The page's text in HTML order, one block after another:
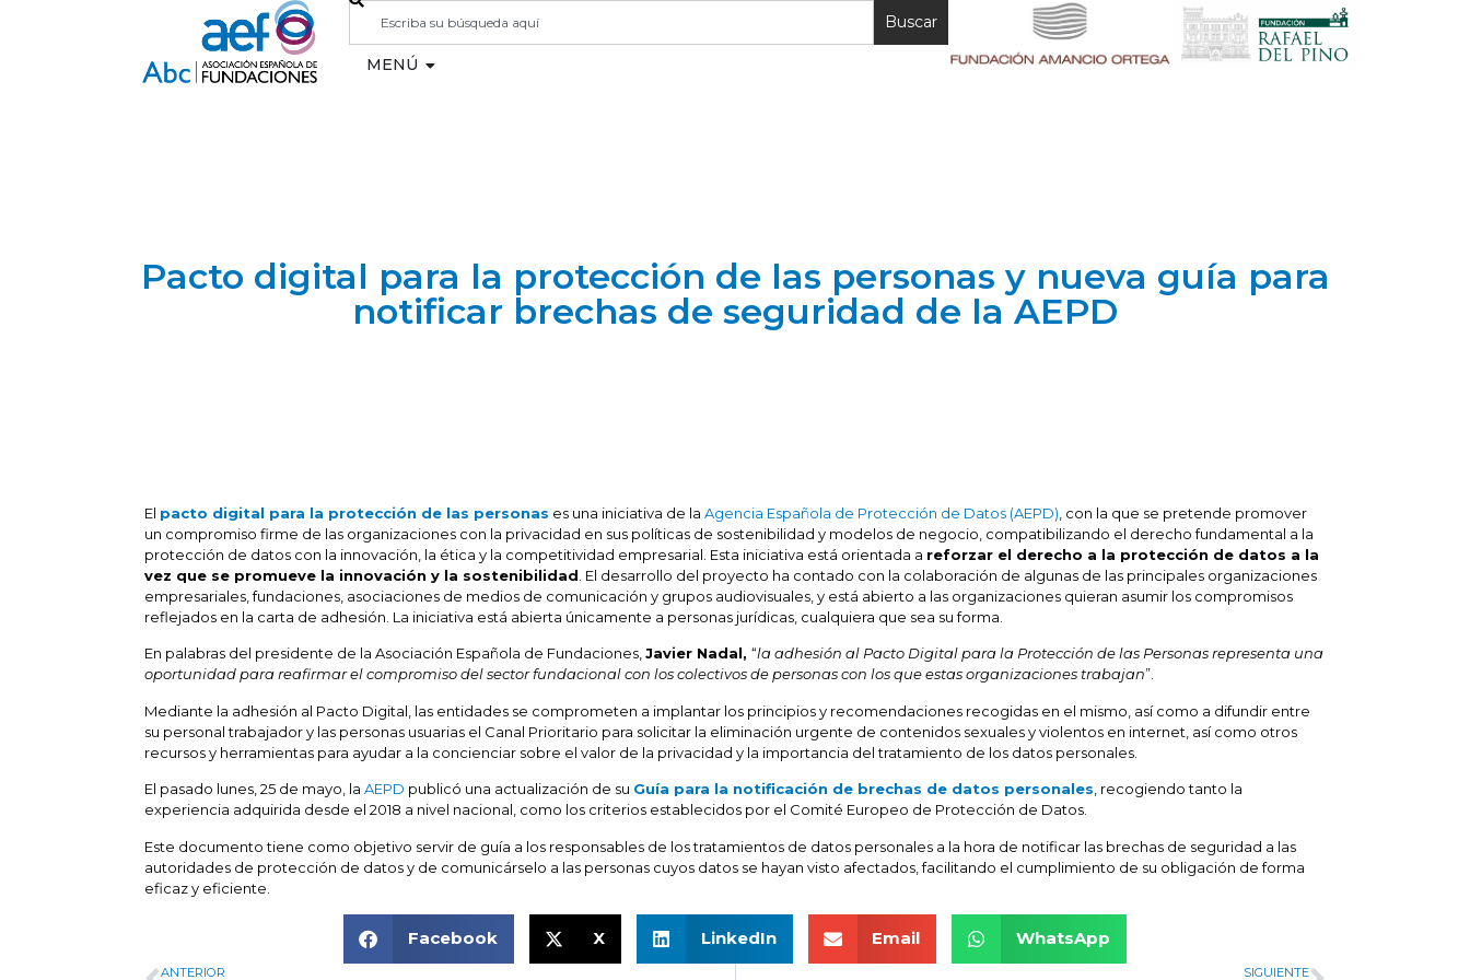
Buscar
MENÚ
Pacto digital para la protección de las personas y nueva guía para
notificar brechas de seguridad de la AEPD
El pacto digital para la protección de las personas es una iniciativa de la Agencia Española de Protección de Datos (AEPD) , con la que se pretende promover
un compromiso firme de las organizaciones con la privacidad en sus políticas de sostenibilidad y modelos de negocio, compatibilizando el derecho fundamental a la
protección de datos con la innovación, la ética y la competitividad empresarial. Esta iniciativa está orientada a reforzar el derecho a la protección de datos a la
vez que se promueve la innovación y la sostenibilidad . El desarrollo del proyecto ha contado con la colaboración de algunas de las principales organizaciones
empresariales, fundaciones, asociaciones de medios de comunicación y grupos audiovisuales, y está abierto a las organizaciones quieran asumir los compromisos
reflejados en la carta de adhesión. La iniciativa está abierta únicamente a personas jurídicas, cualquiera que sea su forma.
En palabras del presidente de la Asociación Española de Fundaciones,Javier Nadal, “la adhesión al Pacto Digital para la Protección de las Personas representa una
oportunidad para reafirmar el compromiso del sector fundacional con los colectivos de personas con los que estas organizaciones trabajan”.
Mediante la adhesión al Pacto Digital, las entidades se comprometen a implantar los principios y recomendaciones recogidas en el mismo, así como a difundir entre
su personal trabajador y las personas usuarias el Canal Prioritario para solicitar la eliminación urgente de contenidos sexuales y violentos en internet, así como otros
recursos y herramientas para ayudar a la concienciar sobre el valor de la privacidad y la importancia del tratamiento de los datos personales.
El pasado lunes, 25 de mayo, la AEPD publicó una actualización de su Guía para la notificación de brechas de datos personales , recogiendo tanto la
experiencia adquirida desde el 2018 a nivel nacional, como los criterios establecidos por el Comité Europeo de Protección de Datos.
Este documento tiene como objetivo servir de guía a los responsables de los tratamientos de datos personales a la hora de notificar las brechas de seguridad a las
autoridades de protección de datos y de comunicárselo a las personas cuyos datos se hayan visto afectados, facilitando el cumplimiento de su obligación de forma
eficaz y eficiente.
Facebook X LinkedIn Email WhatsApp
ANTERIOR SIGUIENTE